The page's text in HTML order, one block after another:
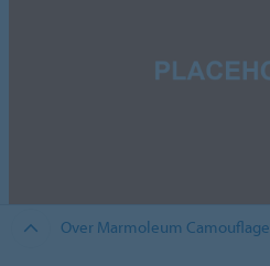
Over Marmoleum Camouflage